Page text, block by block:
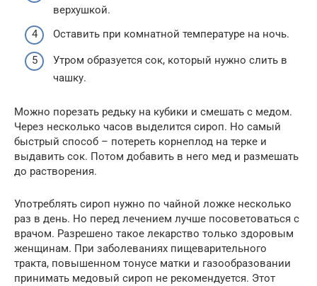
верхушкой.
Оставить при комнатной температуре на ночь.
Утром образуется сок, который нужно слить в
чашку.
Можно порезать редьку на кубики и смешать с медом.
Через несколько часов выделится сироп. Но самый
быстрый способ – потереть корнеплод на терке и
выдавить сок. Потом добавить в него мед и размешать
до растворения.
Употреблять сироп нужно по чайной ложке несколько
раз в день. Но перед лечением лучше посоветоваться с
врачом. Разрешено такое лекарство только здоровым
женщинам. При заболеваниях пищеварительного
тракта, повышенном тонусе матки и газообразовании
принимать медовый сироп не рекомендуется. Этот